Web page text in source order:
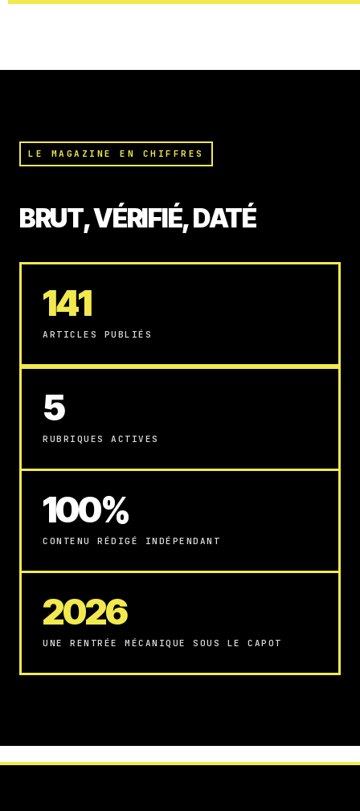
LE MAGAZINE EN CHIFFRES
BRUT, VÉRIFIÉ, DATÉ
141
ARTICLES PUBLIÉS
5
RUBRIQUES ACTIVES
100%
CONTENU RÉDIGÉ INDÉPENDANT
2026
UNE RENTRÉE MÉCANIQUE SOUS LE CAPOT